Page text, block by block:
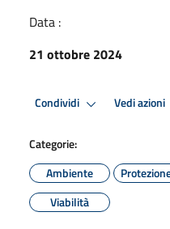
Data :
21 ottobre 2024
Condividi Vedi azioni
Categorie:
Ambiente
Viabilità